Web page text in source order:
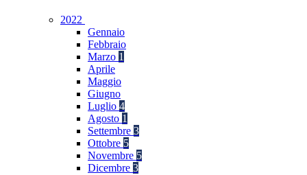
2022
Gennaio
Febbraio
Marzo 1
Aprile
Maggio
Giugno
Luglio 4
Agosto 1
Settembre 3
Ottobre 5
Novembre 5
Dicembre 3